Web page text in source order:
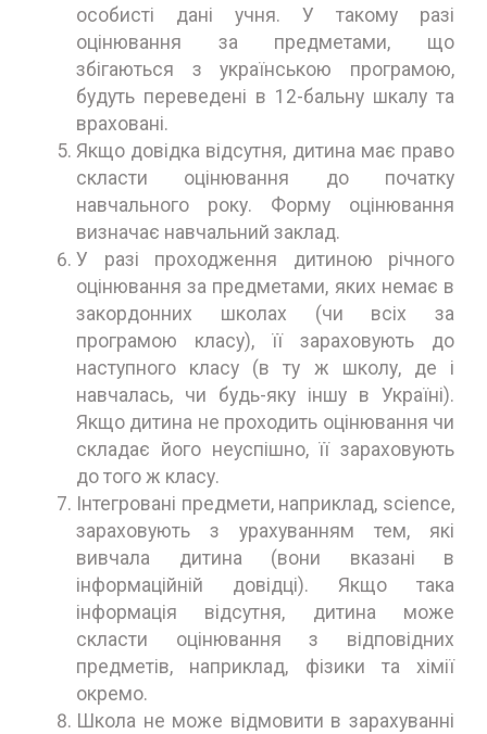
особисті дані учня. У такому разі
оцінювання за предметами, що
збігаються з українською програмою,
будуть переведені в 12-бальну шкалу та
враховані.
Якщо довідка відсутня, дитина має право
скласти оцінювання до початку
навчального року. Форму оцінювання
визначає навчальний заклад.
У разі проходження дитиною річного
оцінювання за предметами, яких немає в
закордонних школах (чи всіх за
програмою класу), її зараховують до
наступного класу (в ту ж школу, де і
навчалась, чи будь-яку іншу в Україні).
Якщо дитина не проходить оцінювання чи
складає його неуспішно, її зараховують
до того ж класу.
Інтегровані предмети, наприклад, science,
зараховують з урахуванням тем, які
вивчала дитина (вони вказані в
інформаційній довідці). Якщо така
інформація відсутня, дитина може
скласти оцінювання з відповідних
предметів, наприклад, фізики та хімії
окремо.
Школа не може відмовити в зарахуванні